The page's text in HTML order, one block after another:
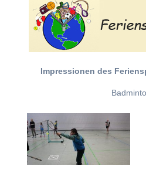
Impressionen des